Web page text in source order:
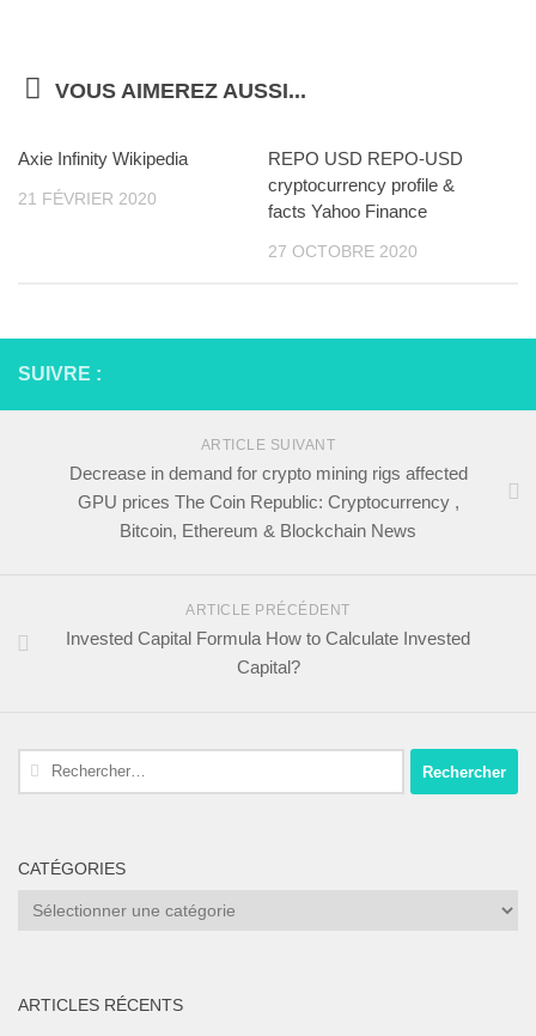
VOUS AIMEREZ AUSSI...
Axie Infinity Wikipedia
21 FÉVRIER 2020
REPO USD REPO-USD
cryptocurrency profile &
facts Yahoo Finance
27 OCTOBRE 2020
SUIVRE :
ARTICLE SUIVANT
Decrease in demand for crypto mining rigs affected
GPU prices The Coin Republic: Cryptocurrency ,
Bitcoin, Ethereum & Blockchain News
ARTICLE PRÉCÉDENT
Invested Capital Formula How to Calculate Invested
Capital?
Rechercher :
CATÉGORIES
Catégories
ARTICLES RÉCENTS